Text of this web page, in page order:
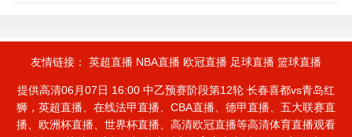
友情链接： 英超直播 NBA直播 欧冠直播 足球直播 篮球直播
提供高清06月07日 16:00 中乙预赛阶段第12轮 长春喜都vs青岛红
狮，英超直播、在线法甲直播、CBA直播、德甲直播、五大联赛直
播、欧洲杯直播、世界杯直播、高清欧冠直播等高清体育直播观看